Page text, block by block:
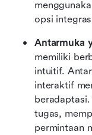
opsi
Antarmuka
memiliki
intuitif.
interaktif
tugas,
permintaan